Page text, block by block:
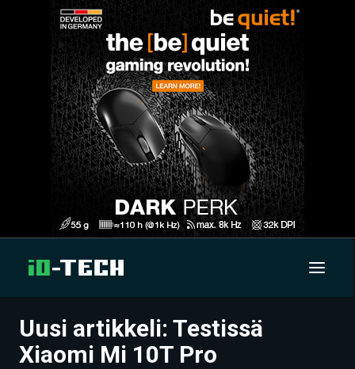
UUTISET
Uusi artikkeli: Testissä
Xiaomi Mi 10T Pro